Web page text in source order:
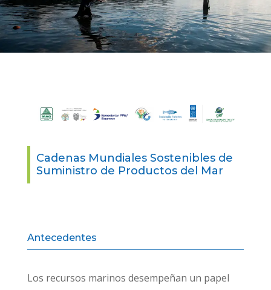
Cadenas Mundiales Sostenibles de
Suministro de Productos del Mar
Antecedentes
Los recursos marinos desempeñan un papel